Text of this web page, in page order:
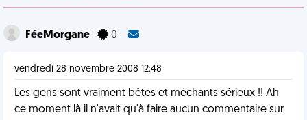
FéeMorgane 0
vendredi 28 novembre 2008 12:48
Les gens sont vraiment bêtes et méchants sérieux !! Ah
ce moment là il n'avait qu'à faire aucun commentaire sur